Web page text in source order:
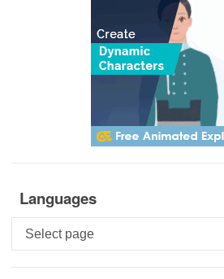
Languages
Languages